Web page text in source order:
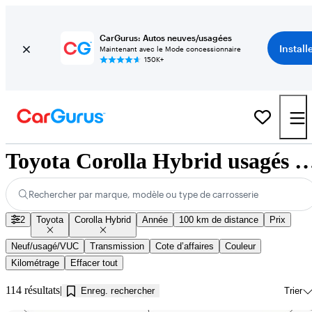
CarGurus: Autos neuves/usagées
Maintenant avec le Mode concessionnaire
150K+
Toyota Corolla Hybrid usagés à
Rechercher par marque, modèle ou type de carrosserie
2 Toyota Corolla Hybrid Année 100 km de distance Prix
Neuf/usagé/VUC Transmission Cote d’affaires
Couleur
Kilométrage
Effacer tout
114 résultats Enreg. rechercher Trier